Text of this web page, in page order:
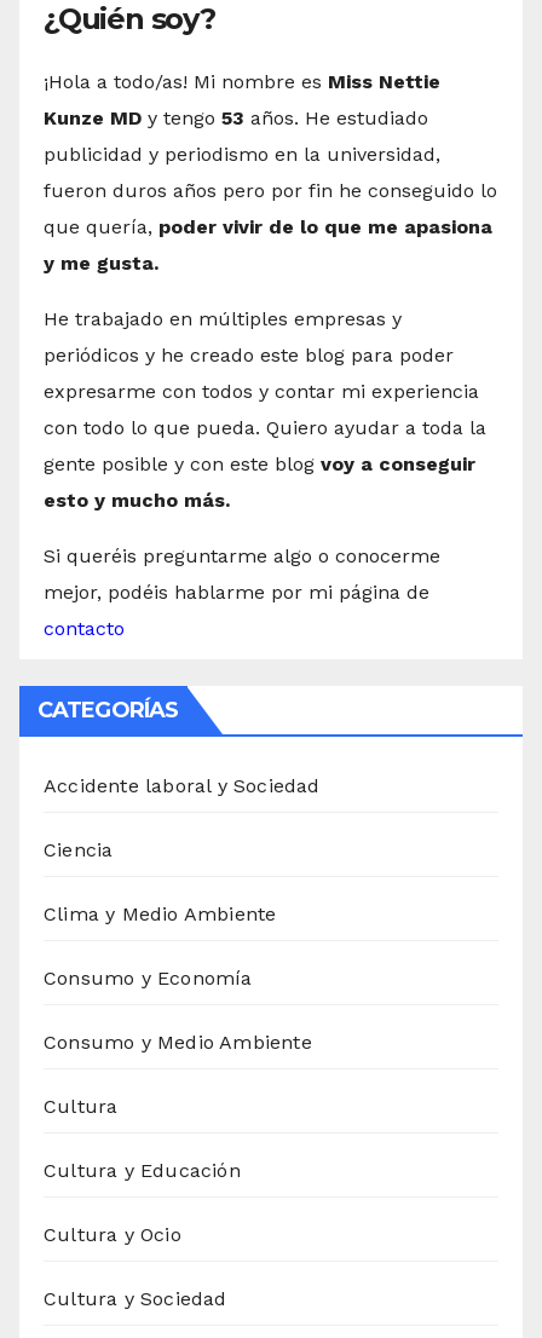
¿Quién soy?
¡Hola a todo/as! Mi nombre es Miss Nettie
Kunze MD y tengo 53 años. He estudiado
publicidad y periodismo en la universidad,
fueron duros años pero por fin he conseguido lo
que quería, poder vivir de lo que me apasiona
y me gusta.
He trabajado en múltiples empresas y
periódicos y he creado este blog para poder
expresarme con todos y contar mi experiencia
con todo lo que pueda. Quiero ayudar a toda la
gente posible y con este blog voy a conseguir
esto y mucho más.
Si queréis preguntarme algo o conocerme
mejor, podéis hablarme por mi página de
contacto
CATEGORÍAS
Accidente laboral y Sociedad
Ciencia
Clima y Medio Ambiente
Consumo y Economía
Consumo y Medio Ambiente
Cultura
Cultura y Educación
Cultura y Ocio
Cultura y Sociedad